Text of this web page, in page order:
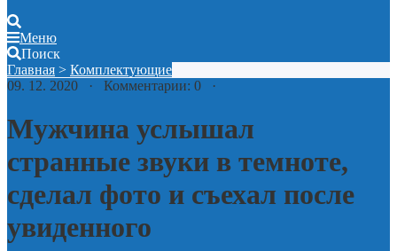
Меню
Поиск
Главная > Комплектующие
09. 12. 2020 · Комментарии: 0 ·
Мужчина услышал
странные звуки в темноте,
сделал фото и съехал после
увиденного